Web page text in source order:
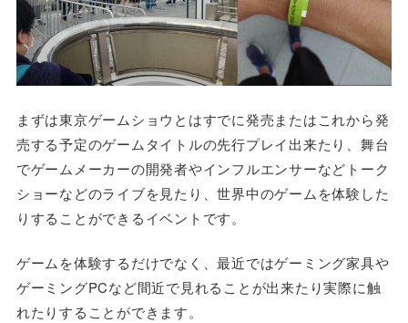
まずは東京ゲームショウとはすでに発売またはこれから発
売する予定のゲームタイトルの先行プレイ出来たり、舞台
でゲームメーカーの開発者やインフルエンサーなどトーク
ショーなどのライブを見たり、世界中のゲームを体験した
りすることができるイベントです。
ゲームを体験するだけでなく、最近ではゲーミング家具や
ゲーミングPCなど間近で見れることが出来たり実際に触
れたりすることができます。